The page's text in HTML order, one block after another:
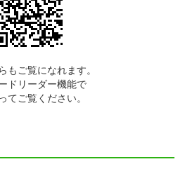
もご覧になれます。
ドリーダー機能で
てご覧ください。